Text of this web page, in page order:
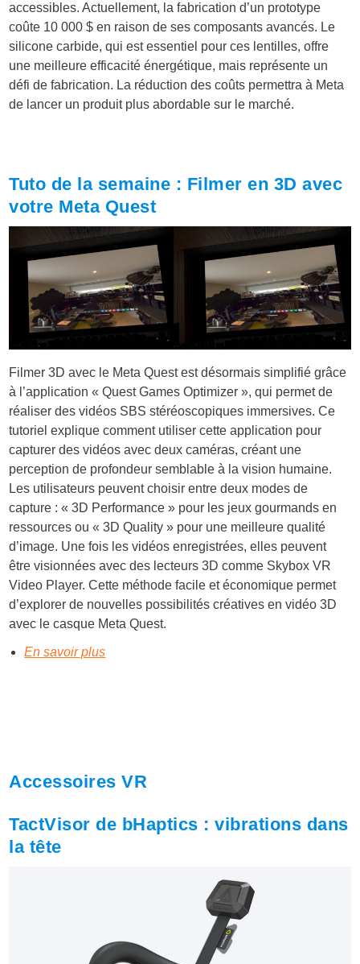
accessibles. Actuellement, la fabrication d’un prototype
coûte 10 000 $ en raison de ses composants avancés. Le
silicone carbide, qui est essentiel pour ces lentilles, offre
une meilleure efficacité énergétique, mais représente un
défi de fabrication. La réduction des coûts permettra à Meta
de lancer un produit plus abordable sur le marché.
Tuto de la semaine : Filmer en 3D avec
votre Meta Quest
Filmer 3D avec le Meta Quest est désormais simplifié grâce
à l’application « Quest Games Optimizer », qui permet de
réaliser des vidéos SBS stéréoscopiques immersives. Ce
tutoriel explique comment utiliser cette application pour
capturer des vidéos avec deux caméras, créant une
perception de profondeur semblable à la vision humaine.
Les utilisateurs peuvent choisir entre deux modes de
capture : « 3D Performance » pour les jeux gourmands en
ressources ou « 3D Quality » pour une meilleure qualité
d’image. Une fois les vidéos enregistrées, elles peuvent
être visionnées avec des lecteurs 3D comme Skybox VR
Video Player. Cette méthode facile et économique permet
d’explorer de nouvelles possibilités créatives en vidéo 3D
avec le casque Meta Quest.
En savoir plus
Accessoires VR
TactVisor de bHaptics : vibrations dans
la tête